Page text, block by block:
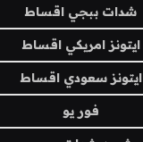
شدات ببجي اقساط
ايتونز امريكي اقساط
ايتونز سعودي اقساط
فور يو